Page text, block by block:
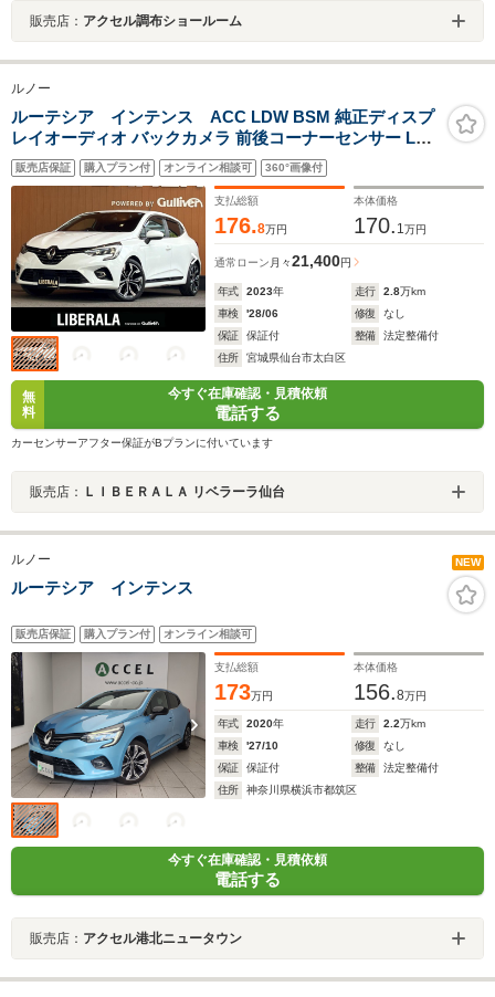
販売店： アクセル調布ショールーム
ルノー
ルーテシア インテンス ACC LDW BSM 純正ディスプ
レイオーディオ バックカメラ 前後コーナーセンサー LED
ヘッドライト オートライト スマートキー 17インチAW ス
テアリングスイッチ パドルシフト ステアリングヒーター
ETC ワンオーナー
販売店保証 購入プラン付 オンライン相談可 360°画像付
支払総額
176.8万円
本体価格
170. 1万円
通常ローン 月々21,400円
年式 2023年 走行 2.8万km
車検
'28/06 修復
なし
保証
保証付 整備
法定整備付
住所
宮城県仙台市太白区
無
料
今すぐ在庫確認・見積依頼
電話する
カーセンサーアフター保証がBプランに付いています
販売店： ＬＩＢＥＲＡＬＡ リベラーラ仙台
ルノー NEW
ルーテシア インテンス
販売店保証 購入プラン付 オンライン相談可
支払総額
173万円
本体価格
156.8万円
年式 2020年 走行 2.2万km
車検
'27/10 修復
なし
保証
保証付 整備
法定整備付
住所
神奈川県横浜市都筑区
今すぐ在庫確認・見積依頼
電話する
販売店： アクセル港北ニュータウン